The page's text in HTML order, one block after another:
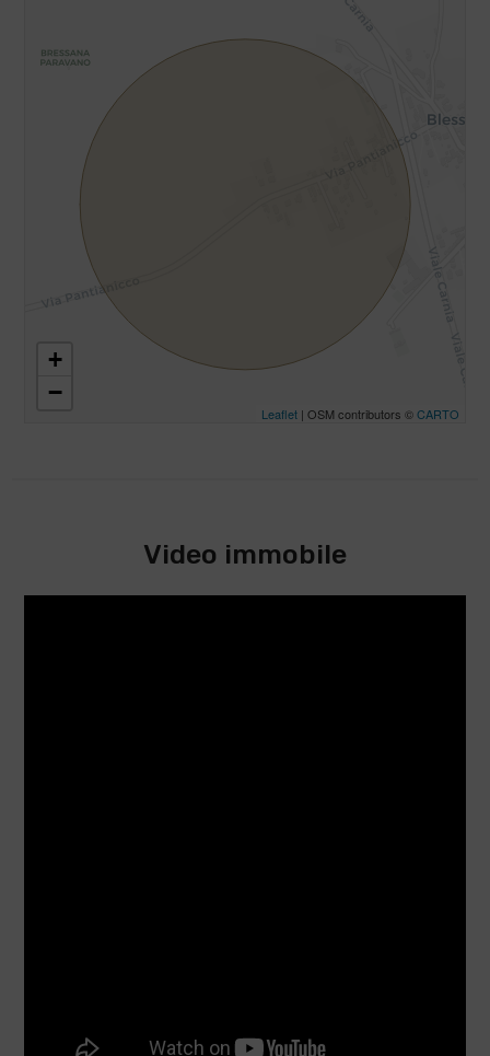
+
−
Leaflet | OSM contributors ©CARTO
Video immobile